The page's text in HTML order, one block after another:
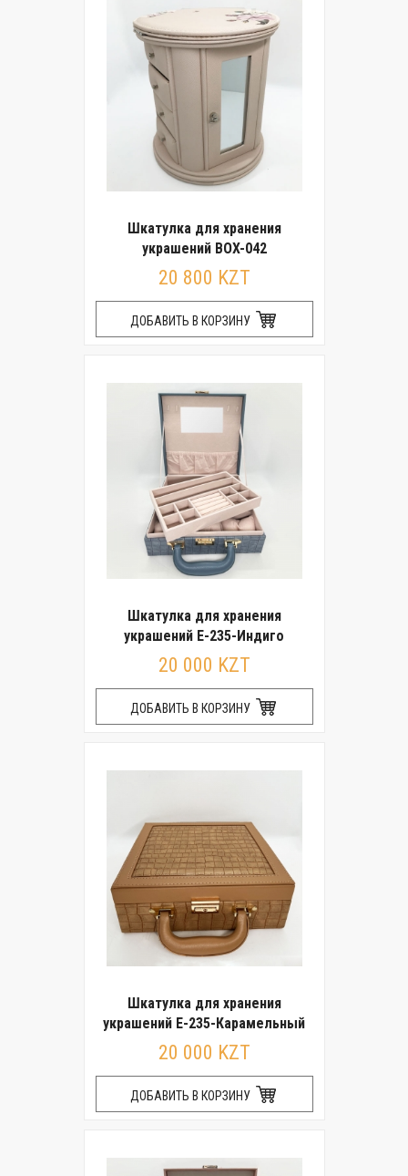
Шкатулка для хранения
украшений BOX-042
20 800 KZT
ДОБАВИТЬ В КОРЗИНУ
Шкатулка для хранения
украшений E-235-Индиго
20 000 KZT
ДОБАВИТЬ В КОРЗИНУ
Шкатулка для хранения
украшений E-235-Карамельный
20 000 KZT
ДОБАВИТЬ В КОРЗИНУ